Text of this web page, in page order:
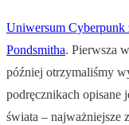
Uniwersum Cyberpunk
Pondsmitha. Pierwsza
później otrzymaliśmy
podręcznikach opisane
świata – najważniejsze